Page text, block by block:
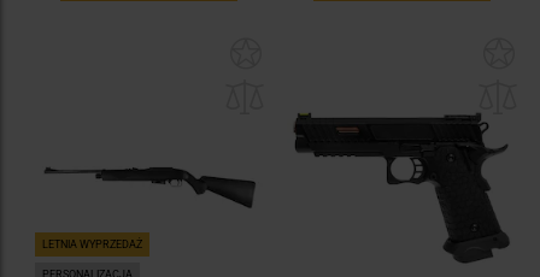
LETNIA WYPRZEDAŻ